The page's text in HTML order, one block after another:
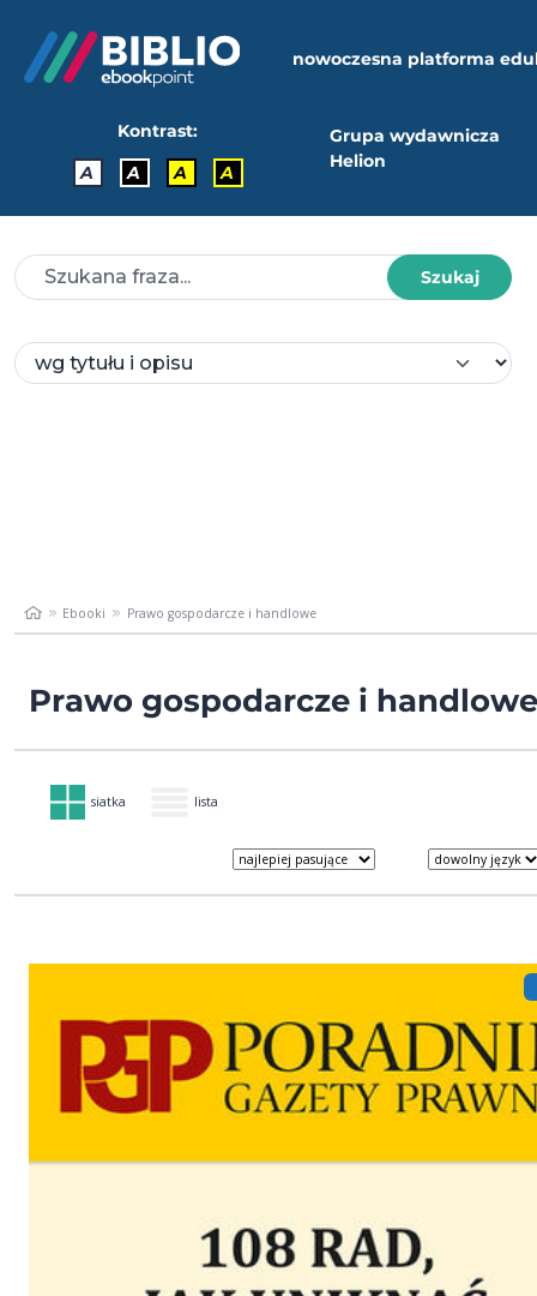
nowoczesna platforma
Kontrast:
A
A A A
Grupa wydawnicza
Helion
Szukaj
Ebooki Prawo gospodarcze i handlowe
Prawo gospodarcze i handlowe
siatka lista